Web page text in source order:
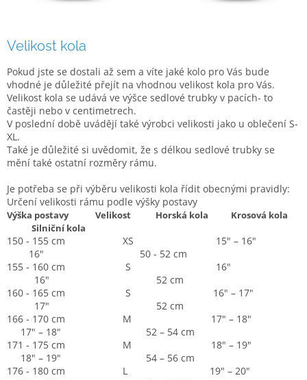
Velikost kola
Pokud jste se dostali až sem a víte jaké kolo pro Vás bude
vhodné je důležité přejít na vhodnou velikost kola pro Vás.
Velikost kola se udává ve výšce sedlové trubky v pacích- to
častěji nebo v centimetrech.
V poslední době uvádějí také výrobci velikosti jako u oblečení S-
XL.
Také je důležité si uvědomit, že s délkou sedlové trubky se
mění také ostatní rozměry rámu.
Je potřeba se při výběru velikosti kola řídit obecnými pravidly:
Určení velikosti rámu podle výšky postavy
Výška postavy
Velikost Horská kola Krosová kola
Silniční kola
150 - 155 cm XS 15" – 16"
16" 50 - 52 cm
155 - 160 cm S 16"
16" 52 cm
160 - 165 cm S 16" – 17"
17" 52 cm
166 - 170 cm M 17" – 18"
17" – 18" 52 – 54 cm
171 - 175 cm M 18" – 19"
18" – 19" 54 – 56 cm
176 - 180 cm L 19" – 20"